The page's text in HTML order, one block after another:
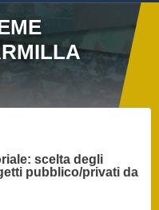
scelta degli
pubblico/privati da